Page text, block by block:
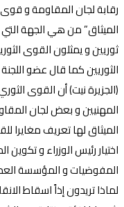
رقابة لجان المقاومة و
الميثاق” من هي الجهة
ثوريين و يمثلون القوى
الثوريين كما قال عضو
(الجزيرة نيت) أن القوى
المهنيين و بعض لجان
الميثاق لها تعريف مغايرا
اختيار رئيس الوزراء و
المفوضيات و المؤسسة
لماذا تريدون إذاً اسقاط